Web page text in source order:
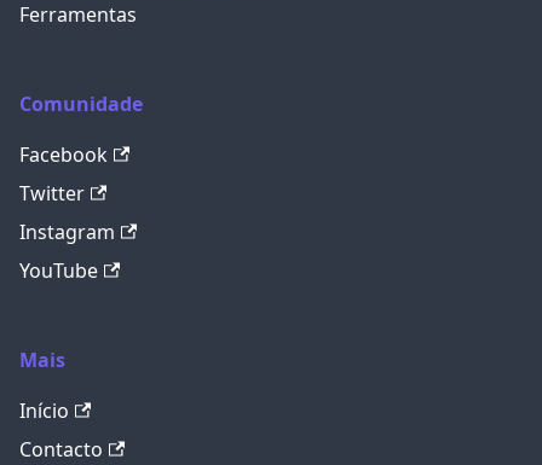
Ferramentas
Comunidade
Facebook
Twitter
Instagram
YouTube
Mais
Início
Contacto